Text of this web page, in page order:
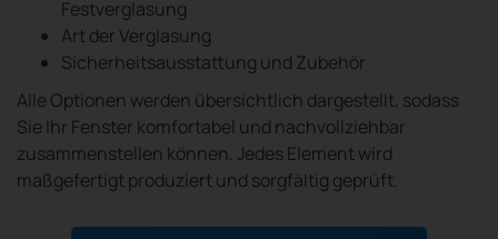
Festverglasung
Art der Verglasung
Sicherheitsausstattung und Zubehör
Alle Optionen werden übersichtlich dargestellt, sodass
Sie Ihr Fenster komfortabel und nachvollziehbar
zusammenstellen können. Jedes Element wird
maßgefertigt produziert und sorgfältig geprüft.